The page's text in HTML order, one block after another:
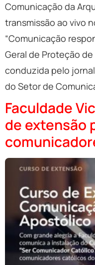
Comunicação da
transmissão ao vivo
“Comunicação
Geral de Proteção de
conduzida pelo
do Setor de
Faculdade
de extensão